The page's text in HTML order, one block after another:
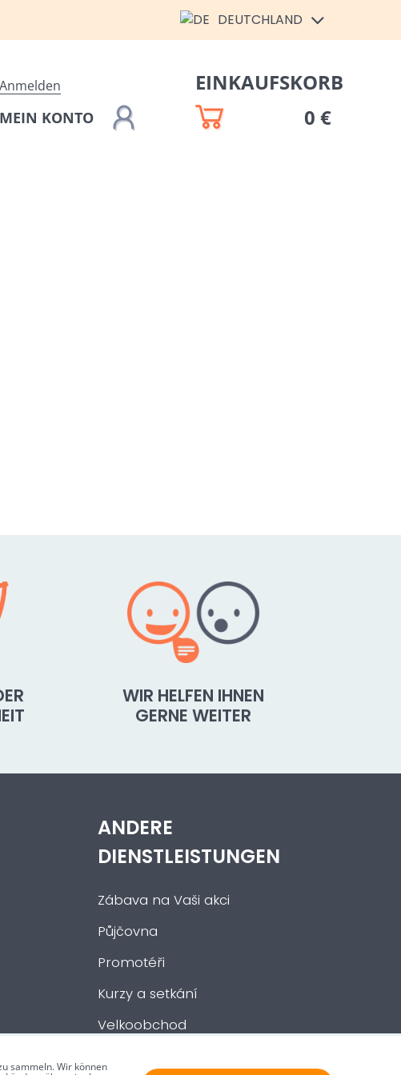
DEUTCHLAND
Anmelden
MEIN KONTO
EINKAUFSKORB
0 €
WIR HELFEN IHNEN
GERNE WEITER
ANDERE
DIENSTLEISTUNGEN
Zábava na Vaši akci
Půjčovna
Promotéři
Kurzy a setkání
Velkoobchod
sammeln. Wir können